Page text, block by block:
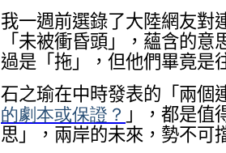
我一週前選錄了大陸網友對
「未被衝昏頭」，蘊含的
過是「拖」，但他們畢竟是
石之瑜在中時發表的「兩個
的劇本或保證？ 」，都是值
思」，兩岸的未來，勢不可